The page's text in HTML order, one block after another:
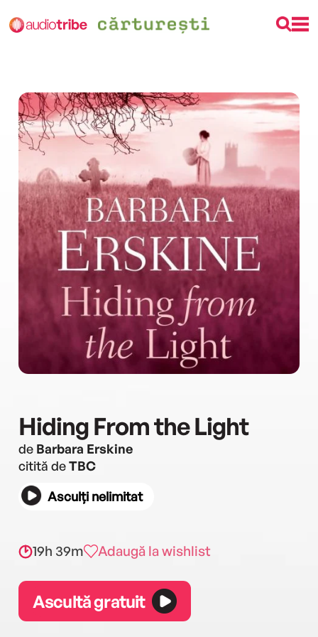
Hiding From the Light
de Barbara Erskine
citită deTBC
Asculți nelimitat
19h 39m Adaugă la wishlist
Ascultă gratuit